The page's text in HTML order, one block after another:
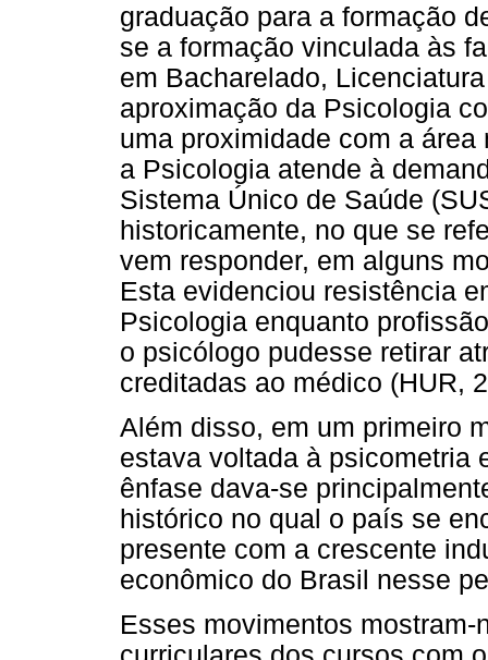
graduação para a formação
se a formação vinculada às
em Bacharelado,
aproximação da Psicologia
uma proximidade com a
a Psicologia atende à
Sistema Único de Saúde
historicamente, no que se
vem responder, em alguns
Esta evidenciou resistência
Psicologia enquanto
o psicólogo pudesse retirar
creditadas ao médico (HUR,
Além disso, em um primeiro
estava voltada à psicometria
ênfase dava-se
histórico no qual o país se
presente com a crescente
econômico do Brasil nesse
Esses movimentos